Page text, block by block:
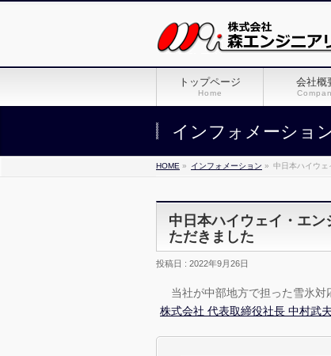
トップページ
Home
会社概
インフォメーショ
HOME » インフォメーション » 中日本ハイウェ
中日本ハイウェイ・エ
ただきました
投稿日 : 2022年9月26日
当社が中部地方で担った雪氷対
株式会社 代表取締役社長 中村武